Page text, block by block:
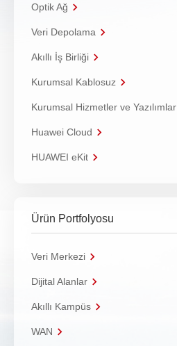
Optik Ağ
Veri Depolama
Akıllı İş Birliği
Kurumsal Kablosuz
Kurumsal Hizmetler ve Yazılımlar
Huawei Cloud
HUAWEI eKit
Ürün Portfolyosu
Veri Merkezi
Dijital Alanlar
Akıllı Kampüs
WAN